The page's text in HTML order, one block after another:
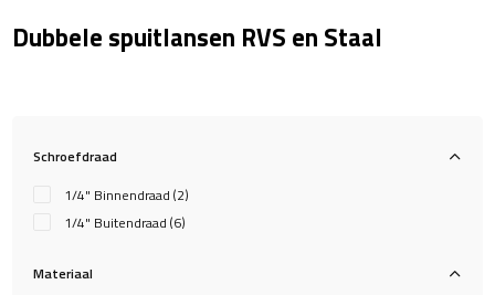
Schroefdraad
1/4" Binnendraad (2)
1/4" Buitendraad (6)
Materiaal
Dubbele spuitlansen RVS en Staal